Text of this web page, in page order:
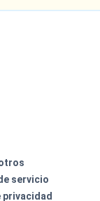
servicio
privacidad